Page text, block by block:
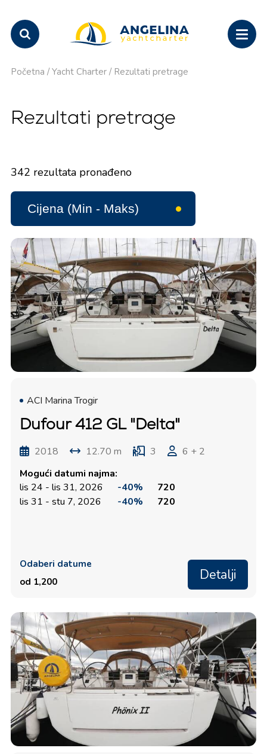
Početna / Yacht Charter / Rezultati pretrage
Rezultati pretrage
342 rezultata pronađeno
ACI Marina Trogir
Dufour 412 GL "Delta"
2018 12.70 m 3
6 + 2
Mogući datumi najma:
lis 24 - lis 31, 2026
-40%
720
lis 31 - stu 7, 2026
-40% 720
Odaberi datume
od 1,200
Detalji